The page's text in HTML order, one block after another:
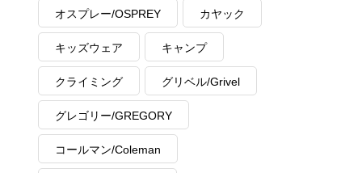
オスプレー/OSPREY カヤック
キッズウェア キャンプ
クライミング グリベル/Grivel
グレゴリー/GREGORY
コールマン/Coleman